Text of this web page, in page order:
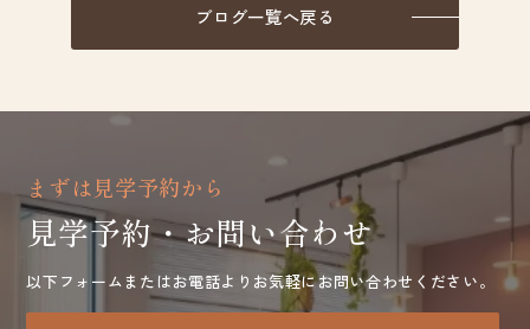
ブログ一覧へ戻る
まずは見学予約から
見学予約・お問い合わせ
以下フォームまたはお電話よりお気軽にお問い合わせください。